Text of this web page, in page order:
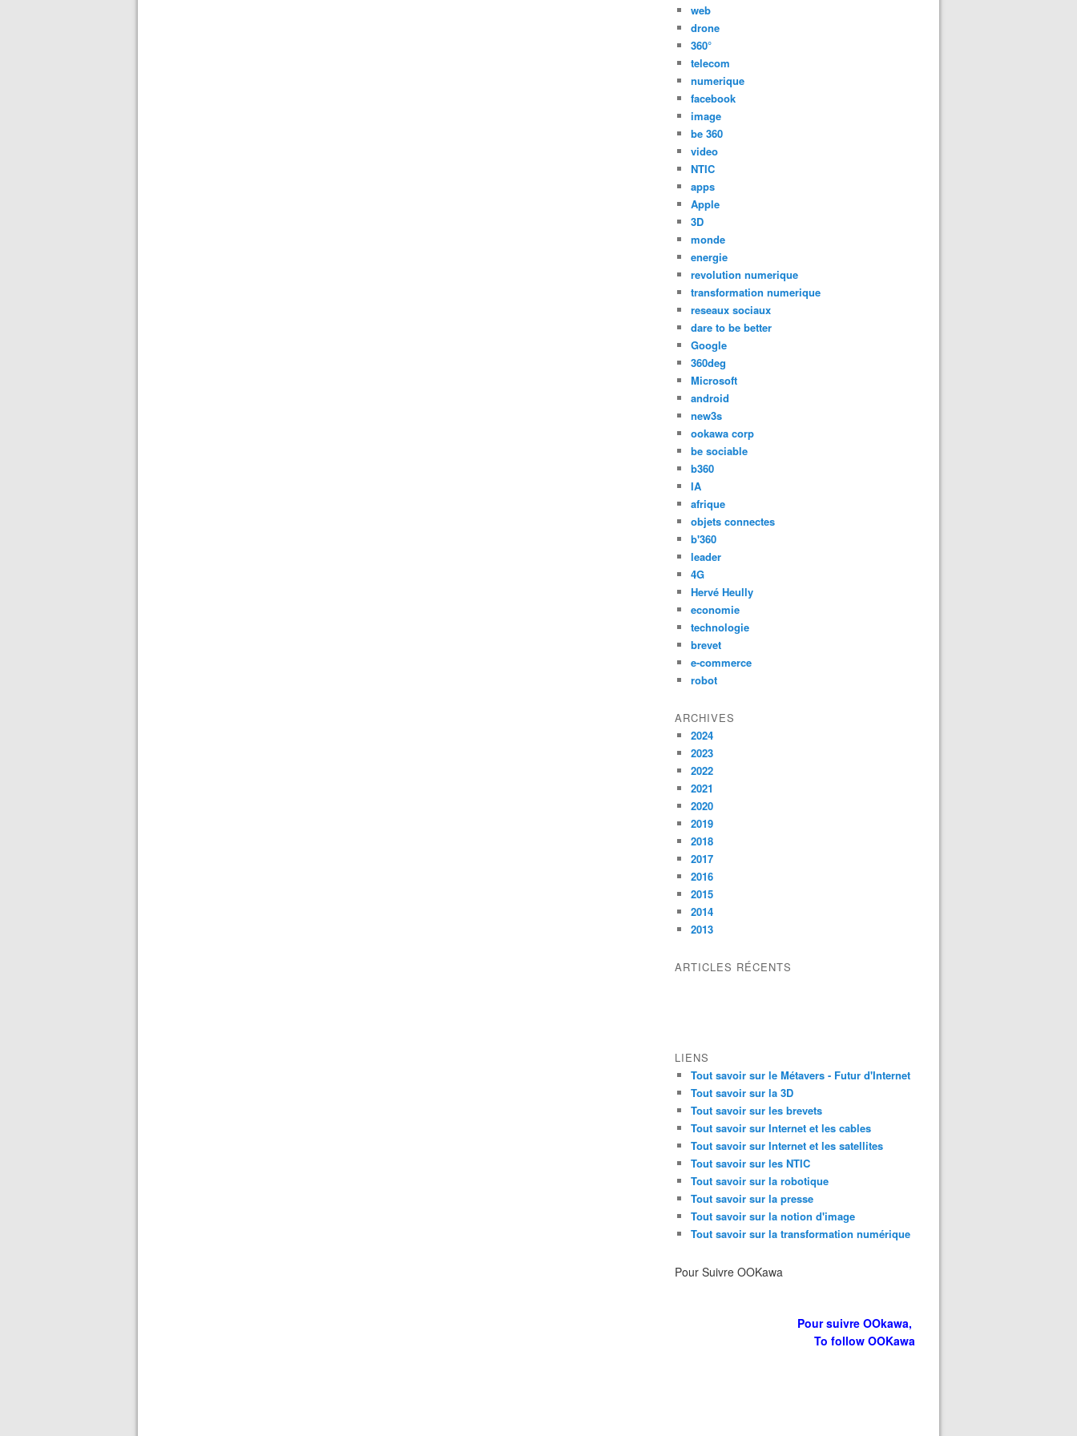
web
drone
360°
telecom
numerique
facebook
image
be 360
video
NTIC
apps
Apple
3D
monde
energie
revolution numerique
transformation numerique
reseaux sociaux
dare to be better
Google
360deg
Microsoft
android
new3s
ookawa corp
be sociable
b360
IA
afrique
objets connectes
b'360
leader
4G
Hervé Heully
economie
technologie
brevet
e-commerce
robot
ARCHIVES
2024
2023
2022
2021
2020
2019
2018
2017
2016
2015
2014
2013
ARTICLES RÉCENTS
LIENS
Tout savoir sur le Métavers - Futur d'Internet
Tout savoir sur la 3D
Tout savoir sur les brevets
Tout savoir sur Internet et les cables
Tout savoir sur Internet et les satellites
Tout savoir sur les NTIC
Tout savoir sur la robotique
Tout savoir sur la presse
Tout savoir sur la notion d'image
Tout savoir sur la transformation numérique
Pour Suivre OOKawa
Pour suivre OOkawa,
To follow OOKawa